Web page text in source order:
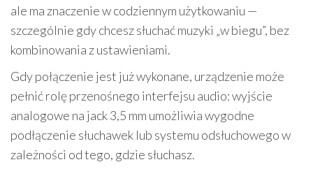
ale ma znaczenie w codziennym użytkowaniu —
szczególnie gdy chcesz słuchać muzyki „w biegu”, bez
kombinowania z ustawieniami.
Gdy połączenie jest już wykonane, urządzenie może
pełnić rolę przenośnego interfejsu audio: wyjście
analogowe na jack 3,5 mm umożliwia wygodne
podłączenie słuchawek lub systemu odsłuchowego w
zależności od tego, gdzie słuchasz.